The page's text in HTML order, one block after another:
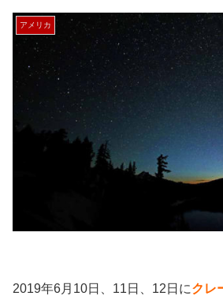
アメリカ
2019年6月10日、11日、12日にクレ